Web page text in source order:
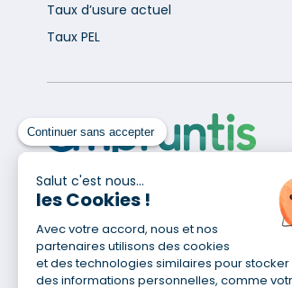
Continuer sans accepter
Salut c'est nous...
les Cookies !
Avec votre accord, nous et nos
partenaires utilisons des cookies
et des technologies similaires pour
des informations personnelles, comme
Taux d’usure actuel
Taux PEL
Pour en savoir plus
Qui sommes-nous ?
Site du Groupe